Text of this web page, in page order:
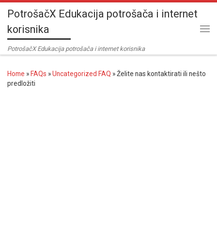
Skip to content
PotrošačX Edukacija potrošača i internet
korisnika
PotrošačX Edukacija potrošača i internet korisnika
Home » FAQs »Uncategorized FAQ »Želite nas kontaktirati ili nešto
predložiti